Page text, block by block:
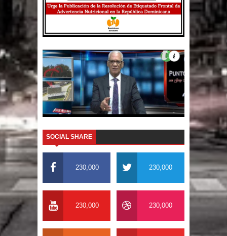
SOCIAL SHARE
230,000 230,000
230,000 230,000